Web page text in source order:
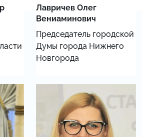
Лавричев Олег
Вениаминович
Председатель городской
Думы города Нижнего
Новгорода